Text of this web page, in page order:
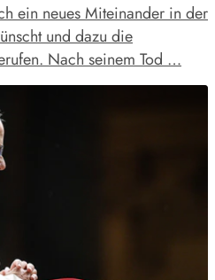
ein neues Miteinander in der
und dazu die
Nach seinem Tod …